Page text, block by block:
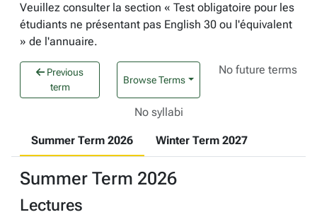
Veuillez consulter la section « Test obligatoire pour les
étudiants ne présentant pas English 30 ou l'équivalent
» de l'annuaire.
Previous
term
Browse Terms
No future terms
No syllabi
Summer Term 2026 Winter Term 2027
Summer Term 2026
Lectures